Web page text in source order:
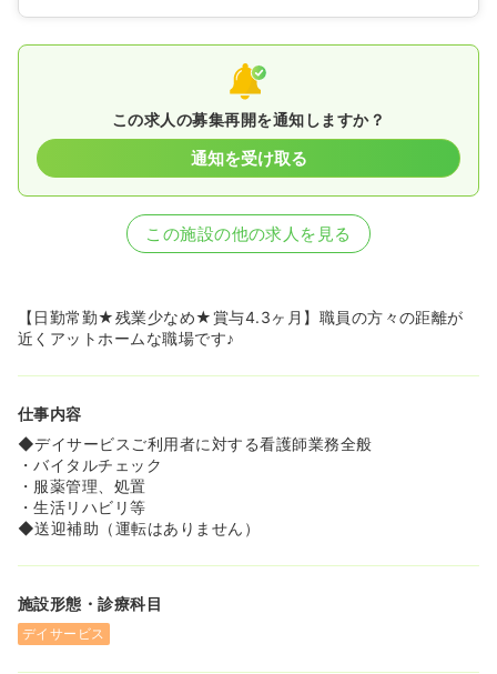
この求人の募集再開を通知しますか？
通知を受け取る
この施設の他の求人を見る
【日勤常勤★残業少なめ★賞与4.3ヶ月】職員の方々の距離が
近くアットホームな職場です♪
仕事内容
◆デイサービスご利用者に対する看護師業務全般
・バイタルチェック
・服薬管理、処置
・生活リハビリ等
◆送迎補助（運転はありません）
施設形態・診療科目
デイサービス